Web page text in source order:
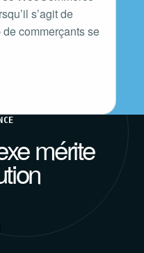
s’agit de
commerçants se
mérite